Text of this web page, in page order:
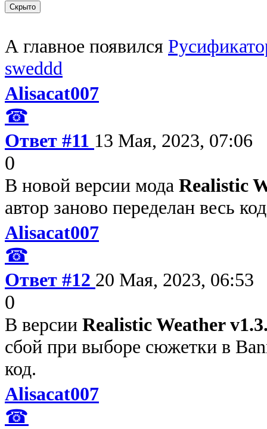
А главное появился
sweddd
Alisacat007
☎
Ответ #11 13 Мая, 2023, 07:06
0
В новой версии мода Realistic
автор заново переделан весь
Alisacat007
☎
Ответ #12 20 Мая, 2023, 06:53
0
В версии Realistic Weather
сбой при выборе сюжетки в
код.
Alisacat007
☎